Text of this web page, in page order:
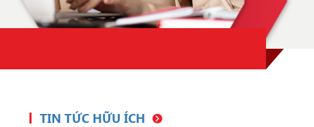
TIN TỨC HỮU ÍCH